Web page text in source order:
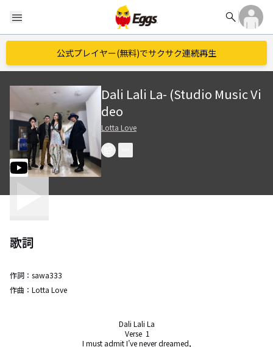
menu search
公式プレイヤー(無料)でサクサク連続再生
Dali Lali La- (Studio Music Vi
deo
Lotta Love
歌詞
作詞： sawa333
作曲： Lotta Love
Dali Lali La